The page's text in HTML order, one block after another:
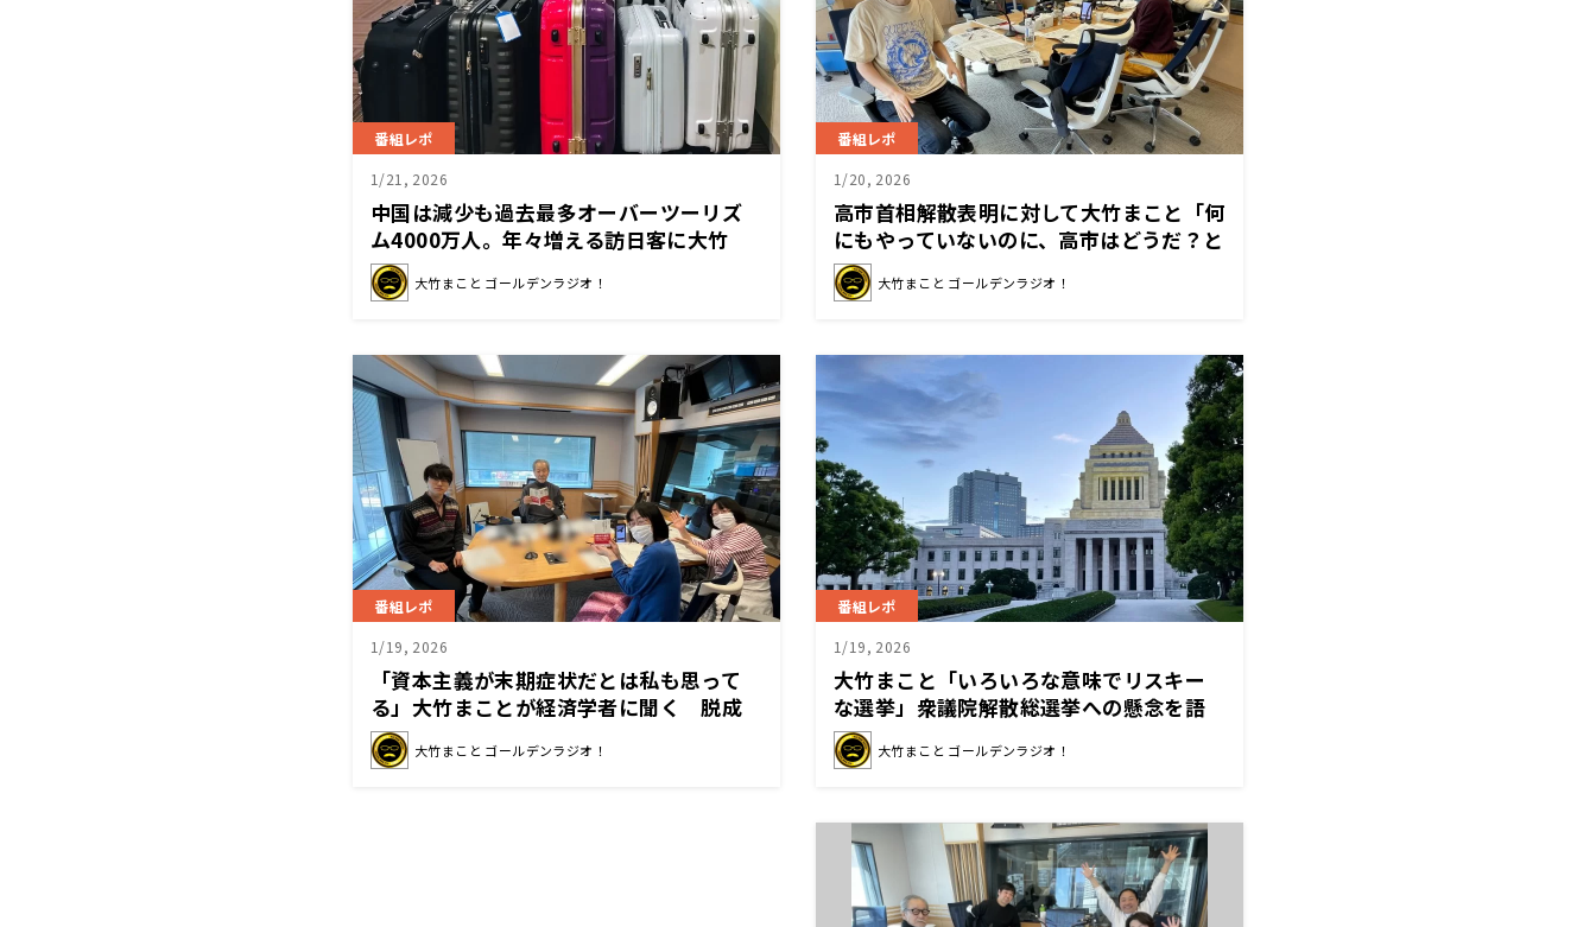
番組レポ
1/21, 2026
中国は減少も過去最多オーバーツーリズ
ム4000万人。年々増える訪日客に大竹
「大きなトランク問題がある」
大竹まこと ゴールデンラジオ！
番組レポ
1/20, 2026
高市首相解散表明に対して大竹まこと「何
にもやっていないのに、高市はどうだ？と
問われても。」
大竹まこと ゴールデンラジオ！
番組レポ
1/19, 2026
「資本主義が末期症状だとは私も思って
る」大竹まことが経済学者に聞く 脱成
長とは？
大竹まこと ゴールデンラジオ！
番組レポ
1/19, 2026
大竹まこと「いろいろな意味でリスキー
な選挙」衆議院解散総選挙への懸念を語
る
大竹まこと ゴールデンラジオ！